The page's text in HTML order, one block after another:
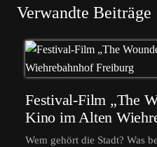
Verwandte Beiträge
Festival-Film „The
Kino im Alten
Wem gehört die Stadt? Was